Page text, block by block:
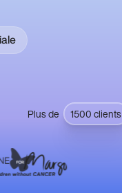
Plus de 1500 clients